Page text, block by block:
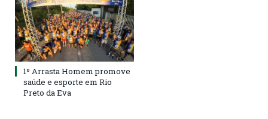
1º Arrasta Homem promove
saúde e esporte em Rio
Preto da Eva